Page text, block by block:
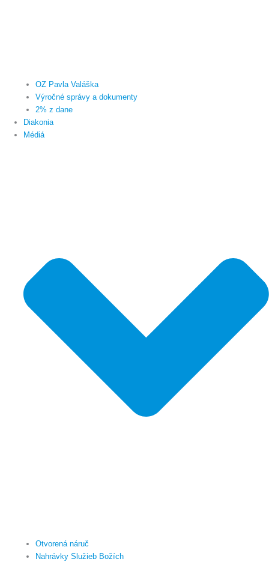
OZ Pavla Valáška
Výročné správy a dokumenty
2% z dane
Diakonia
Médiá
Otvorená náruč
Nahrávky Služieb Božích